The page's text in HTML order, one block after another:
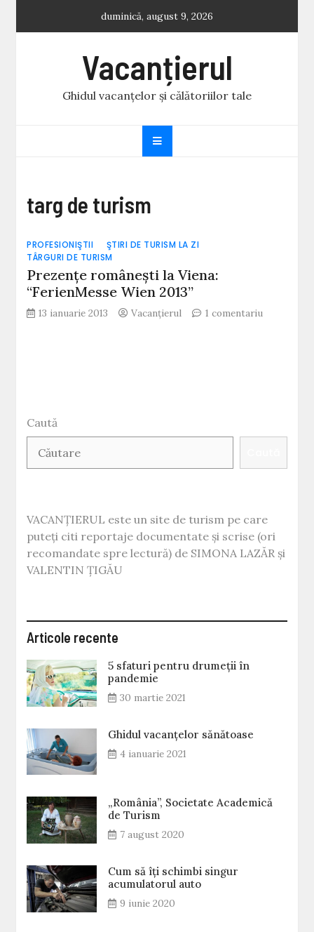
duminică, august 9, 2026
Vacanțierul
Ghidul vacanțelor și călătoriilor tale
targ de turism
PROFESIONIŞTII
ŞTIRI DE TURISM LA ZI
TÂRGURI DE TURISM
Prezenţe româneşti la Viena:
“FerienMesse Wien 2013”
13 ianuarie 2013 Vacanțierul 1 comentariu
Caută
VACANȚIERUL este un site de turism pe care
puteți citi reportaje documentate și scrise (ori
recomandate spre lectură) de SIMONA LAZĂR și
VALENTIN ȚIGĂU
Articole recente
5 sfaturi pentru drumeții în
pandemie
30 martie 2021
Ghidul vacanțelor sănătoase
4 ianuarie 2021
„România”, Societate Academică
de Turism
7 august 2020
Cum să îți schimbi singur
acumulatorul auto
9 iunie 2020